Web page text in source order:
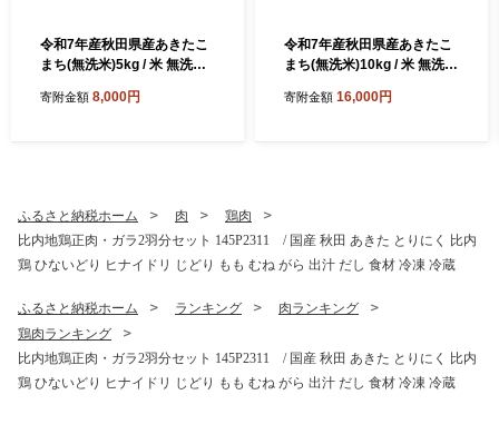
令和7年産秋田県産あきたこ
まち(無洗米)5kg / 米 無洗米
あきたこまち 5kg×1袋 おに
寄附金額 8,000円
令和7年産秋田県産あきたこ
まち(無洗米)10kg / 米 無洗米
産 あきたこまち 5kg×2袋 お
寄附金額 16,000円
ふるさと納税ホーム 肉
鶏肉
比内地鶏正肉・ガラ2羽分セット 145P2311 / 国産 秋田 あきた とりにく 比内
鶏 ひないどり ヒナイドリ じどり もも むね がら 出汁 だし 食材 冷凍 冷蔵
ふるさと納税ホーム ランキング
肉ランキング
鶏肉ランキング
比内地鶏正肉・ガラ2羽分セット 145P2311 / 国産 秋田 あきた とりにく 比内
鶏 ひないどり ヒナイドリ じどり もも むね がら 出汁 だし 食材 冷凍 冷蔵